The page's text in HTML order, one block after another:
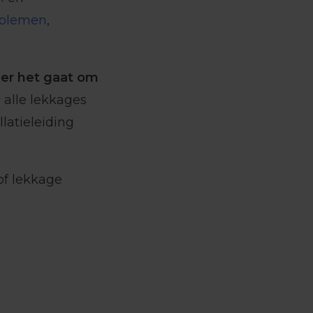
,
het gaat om
alle lekkages
lekkage